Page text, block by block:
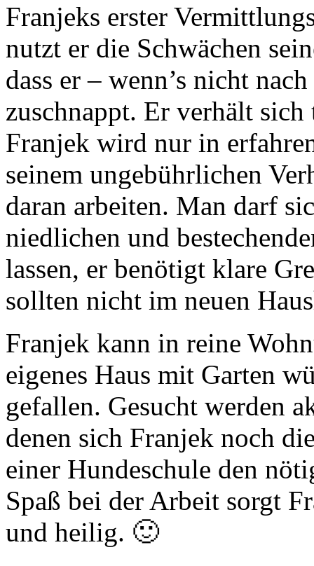
Franjeks erster
nutzt er die Schwächen
dass er – wenn’s nicht
zuschnappt. Er verhält
Franjek wird nur in
seinem ungebührlichen
daran arbeiten. Man darf
niedlichen und
lassen, er benötigt klare
sollten nicht im neuen
Franjek kann in reine
eigenes Haus mit Garten
gefallen. Gesucht werden
denen sich Franjek noch
einer Hundeschule den
Spaß bei der Arbeit sorgt
und heilig. 🙂